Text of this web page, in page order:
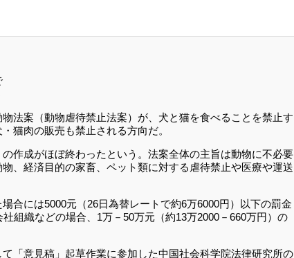
法案（動物虐待禁止法案）が、犬と猫を食べることを禁止す
猫肉の販売も禁止される方向だ。
作成がほぼ終わったという。法案全体の主旨は動物に不必要
、経済目的の家畜、ペット類に対する虐待禁止や医療や運送
合には5000元（26日為替レートで約6万6000円）以下の罰金
組織などの場合、1万－50万元（約13万2000－660万円）の
「意見稿」起草作業に参加した中国社会科学院法律研究所の